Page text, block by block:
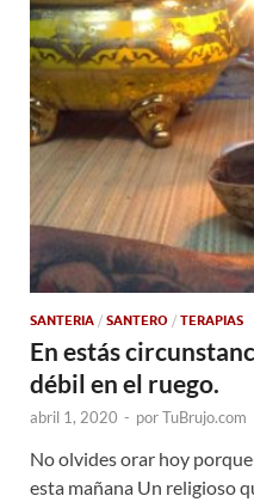
SANTERIA / SANTERO / TERAPIAS
En estás
débil en el ruego.
abril 1, 2020 - porTuBrujo.com
No olvides orar hoy
esta mañana Un religioso